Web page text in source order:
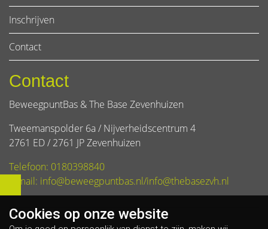
Inschrijven
Contact
Contact
BeweegpuntBas & The Base Zevenhuizen
Tweemanspolder 6a / Nijverheidscentrum 4
2761 ED / 2761 JP Zevenhuizen
Telefoon: 0180398840
E-mail: info@beweegpuntbas.nl/info@thebasezvh.nl
Cookies op onze website